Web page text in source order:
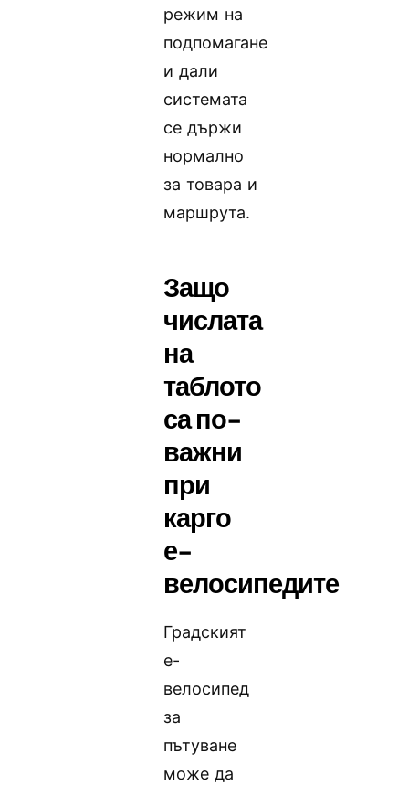
режим на
подпомагане
и дали
системата
се държи
нормално
за товара и
маршрута.
Защо
числата
на
таблото
са по-
важни
при
карго
е-
велосипедите
Градският
е-
велосипед
за
пътуване
може да